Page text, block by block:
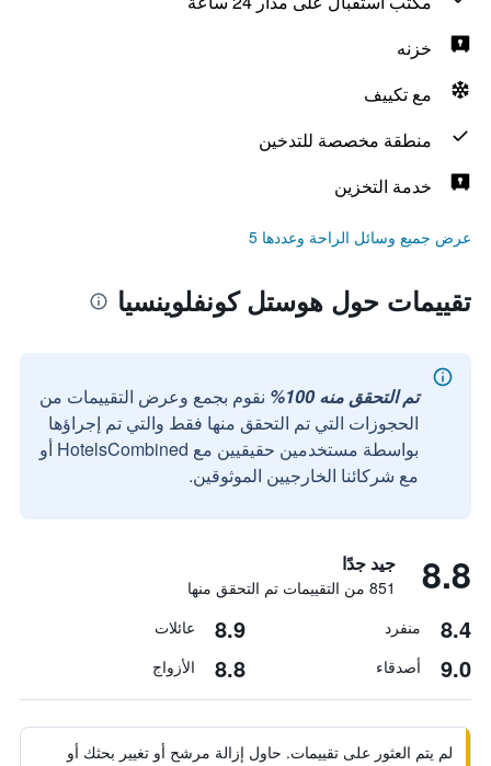
خزنه
مع تكييف
منطقة مخصصة للتدخين
خدمة التخزين
عرض جميع وسائل الراحة وعددها 5
تقييمات حول هوستل كونفلوينسيا
تم التحقق منه 100%
نقوم بجمع وعرض التقييمات من
الحجوزات التي تم التحقق منها فقط والتي تم إجراؤها
بواسطة مستخدمين حقيقيين مع HotelsCombined أو
مع شركائنا الخارجيين الموثوقين.
8.8 جيد جدًا
851 من التقييمات تم التحقق منها
8.4 منفرد 8.9 عائلات
9.0 أصدقاء 8.8 الأزواج
لم يتم العثور على تقييمات. حاول إزالة مرشح أو تغيير بحثك أو